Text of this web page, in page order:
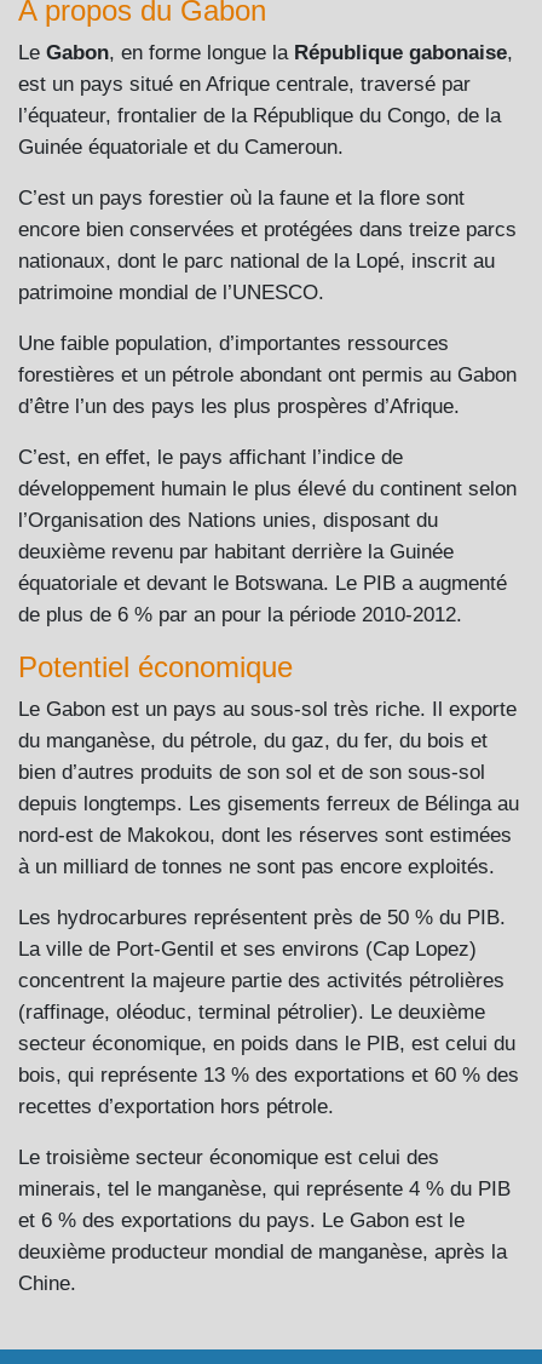
A propos du Gabon
Le Gabon, en forme longue la République gabonaise,
est un pays situé en Afrique centrale, traversé par
l’équateur, frontalier de la République du Congo, de la
Guinée équatoriale et du Cameroun.
C’est un pays forestier où la faune et la flore sont
encore bien conservées et protégées dans treize parcs
nationaux, dont le parc national de la Lopé, inscrit au
patrimoine mondial de l’UNESCO.
Une faible population, d’importantes ressources
forestières et un pétrole abondant ont permis au Gabon
d’être l’un des pays les plus prospères d’Afrique.
C’est, en effet, le pays affichant l’indice de
développement humain le plus élevé du continent selon
l’Organisation des Nations unies, disposant du
deuxième revenu par habitant derrière la Guinée
équatoriale et devant le Botswana. Le PIB a augmenté
de plus de 6 % par an pour la période 2010-2012.
Potentiel économique
Le Gabon est un pays au sous-sol très riche. Il exporte
du manganèse, du pétrole, du gaz, du fer, du bois et
bien d’autres produits de son sol et de son sous-sol
depuis longtemps. Les gisements ferreux de Bélinga au
nord-est de Makokou, dont les réserves sont estimées
à un milliard de tonnes ne sont pas encore exploités.
Les hydrocarbures représentent près de 50 % du PIB.
La ville de Port-Gentil et ses environs (Cap Lopez)
concentrent la majeure partie des activités pétrolières
(raffinage, oléoduc, terminal pétrolier). Le deuxième
secteur économique, en poids dans le PIB, est celui du
bois, qui représente 13 % des exportations et 60 % des
recettes d’exportation hors pétrole.
Le troisième secteur économique est celui des
minerais, tel le manganèse, qui représente 4 % du PIB
et 6 % des exportations du pays. Le Gabon est le
deuxième producteur mondial de manganèse, après la
Chine.